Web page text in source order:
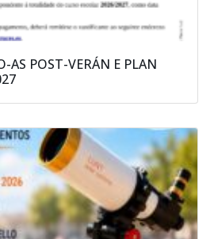
AS POST-VERÁN E PLAN